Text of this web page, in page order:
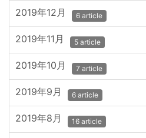
2019年12月 6 article
2019年11月 5 article
2019年10月 7 article
2019年9月 6 article
2019年8月 16 article